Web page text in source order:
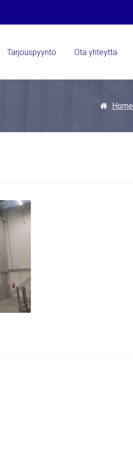
Tarjouspyyntö Ota yhteyttä
Home